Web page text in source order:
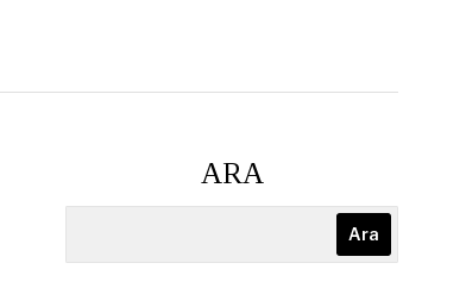
ARA
Ara